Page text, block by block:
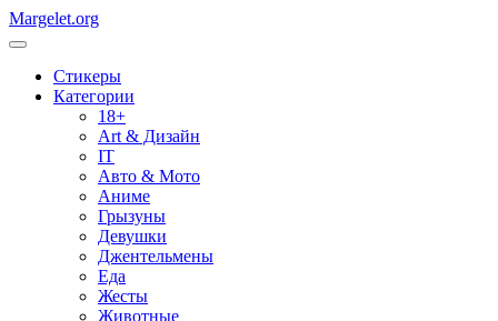
Margelet.org
Стикеры
Категории
18+
Art & Дизайн
IT
Авто & Мото
Аниме
Грызуны
Девушки
Джентельмены
Еда
Жесты
Животные